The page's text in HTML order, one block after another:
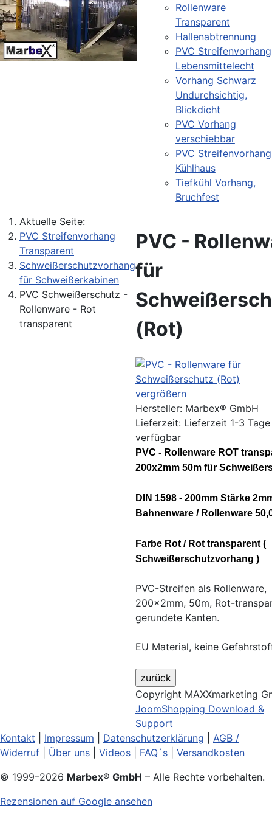
Rollenware
Transparent
Hallenabtrennung
PVC Streifenvorhang
Lebensmittelecht
Vorhang Schwarz
Undurchsichtig,
Blickdicht
PVC Vorhang
verschiebbar
PVC Streifenvorhang
Kühlhaus
Tiefkühl Vorhang,
Bruchfest
Aktuelle Seite:
PVC Streifenvorhang
Transparent
Schweißerschutzvorhang
für Schweißerkabinen
PVC Schweißerschutz -
Rollenware - Rot
transparent
PVC -
für
(Rot)
vergrößern
Hersteller: Marbex® GmbH
Lieferzeit: Lieferzeit 1-3 Tage
verfügbar
PVC - Rollenware ROT
200x2mm 50m für
DIN 1598 - 200mm Stärke
Bahnenware / Rollenware
Farbe Rot / Rot transparent (
Schweißerschutzvorhang )
PVC-Streifen als Rollenware,
200x2mm, 50m, Rot-
gerundete Kanten.
EU Material, keine
Copyright MAXXmarketing
JoomShopping Download &
Support
Kontakt
Impressum Datenschutzerklärung
AGB /
Widerruf
Über uns Videos FAQ´s
Versandkosten
© 1999–2026 Marbex® GmbH – Alle Rechte vorbehalten.
Rezensionen auf Google ansehen